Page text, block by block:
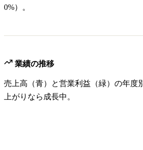
0%）。
業績の推移
売上高（青）と営業利益（緑）の年度
上がりなら成長中。